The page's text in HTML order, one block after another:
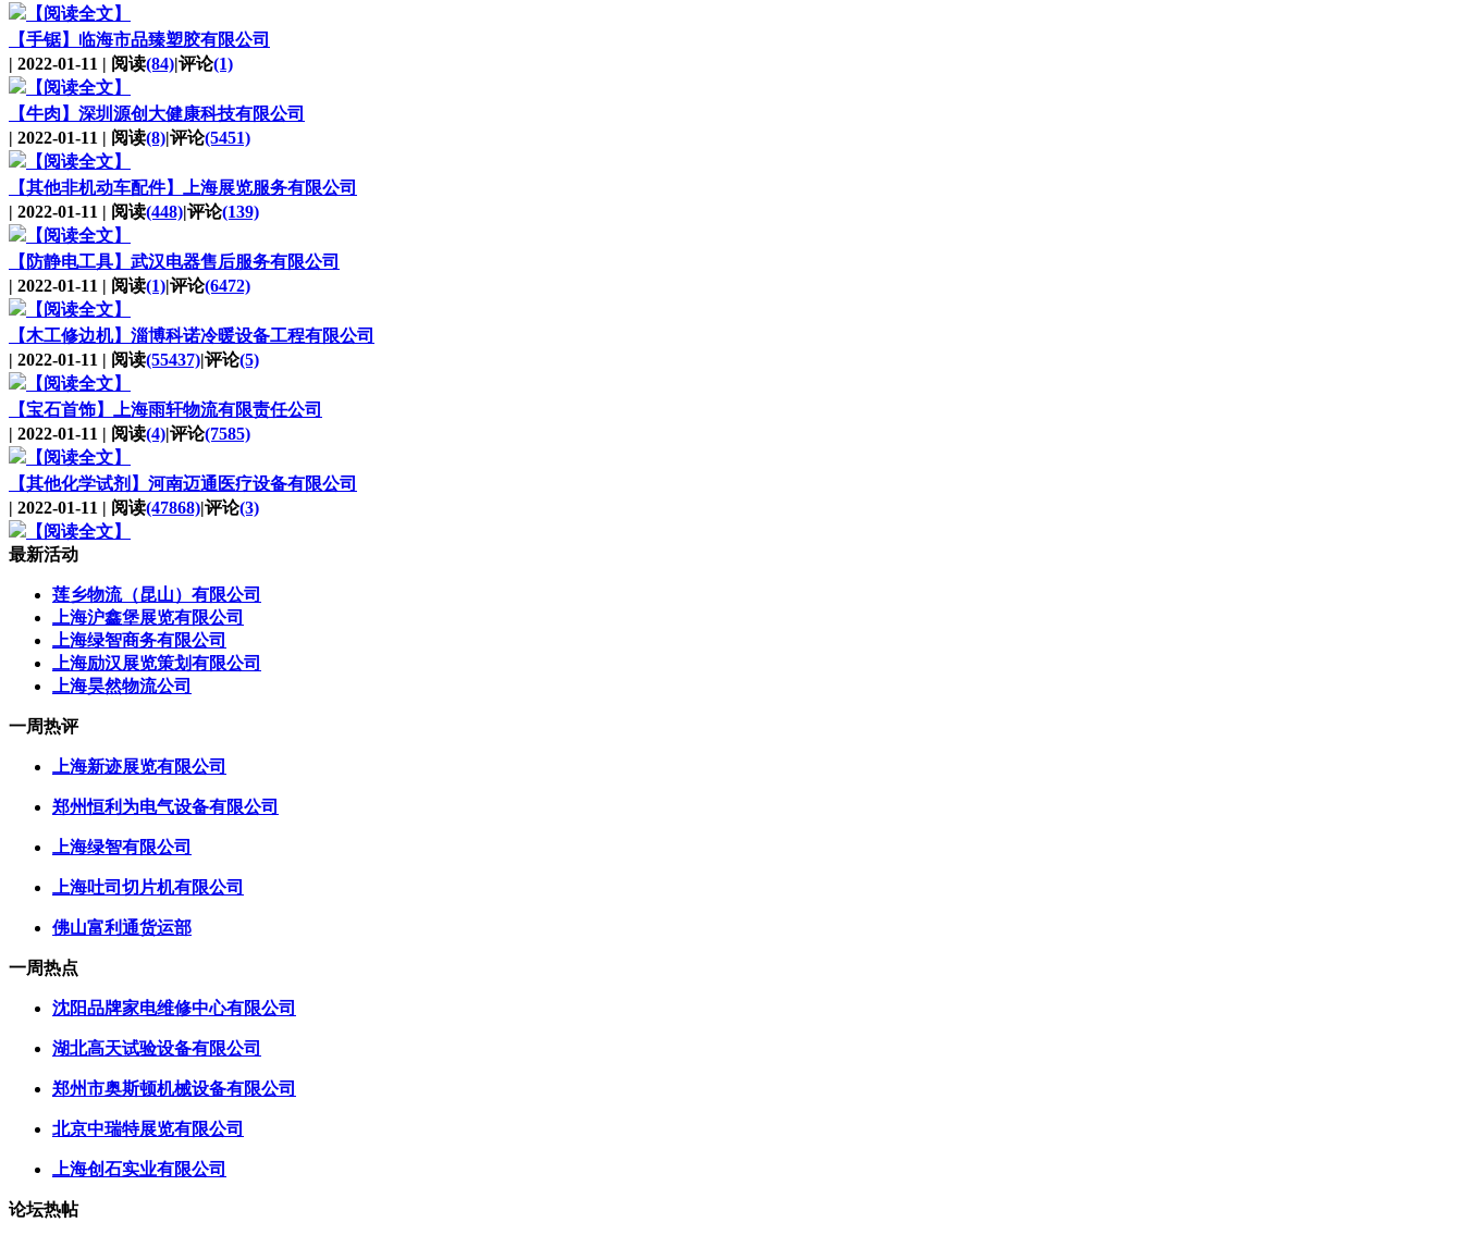
【阅读全文】
【手锯】 临海市品臻塑胶有限公司
| 2022-01-11 | 阅读(84)|评论(1)
【阅读全文】
【牛肉】 深圳源创大健康科技有限公司
| 2022-01-11 | 阅读(8)|评论(5451)
【阅读全文】
【其他非机动车配件】
上海展览服务有限公司
| 2022-01-11 | 阅读(448)|评论(139)
【阅读全文】
【防静电工具】 武汉电器售后服务有限公司
| 2022-01-11 | 阅读(1)|评论(6472)
【阅读全文】
【木工修边机】 淄博科诺冷暖设备工程有限公司
| 2022-01-11 | 阅读(55437)|评论(5)
【阅读全文】
【宝石首饰】
上海雨轩物流有限责任公司
| 2022-01-11 | 阅读(4)|评论(7585)
【阅读全文】
【其他化学试剂】 河南迈通医疗设备有限公司
| 2022-01-11 | 阅读(47868)|评论(3)
【阅读全文】
最新活动
莲乡物流（昆山）有限公司
上海沪鑫堡展览有限公司
上海绿智商务有限公司
上海励汉展览策划有限公司
上海昊然物流公司
一周热评
上海新迹展览有限公司
郑州恒利为电气设备有限公司
上海绿智有限公司
上海吐司切片机有限公司
佛山富利通货运部
一周热点
沈阳品牌家电维修中心有限公司
湖北高天试验设备有限公司
郑州市奥斯顿机械设备有限公司
北京中瑞特展览有限公司
上海创石实业有限公司
论坛热帖